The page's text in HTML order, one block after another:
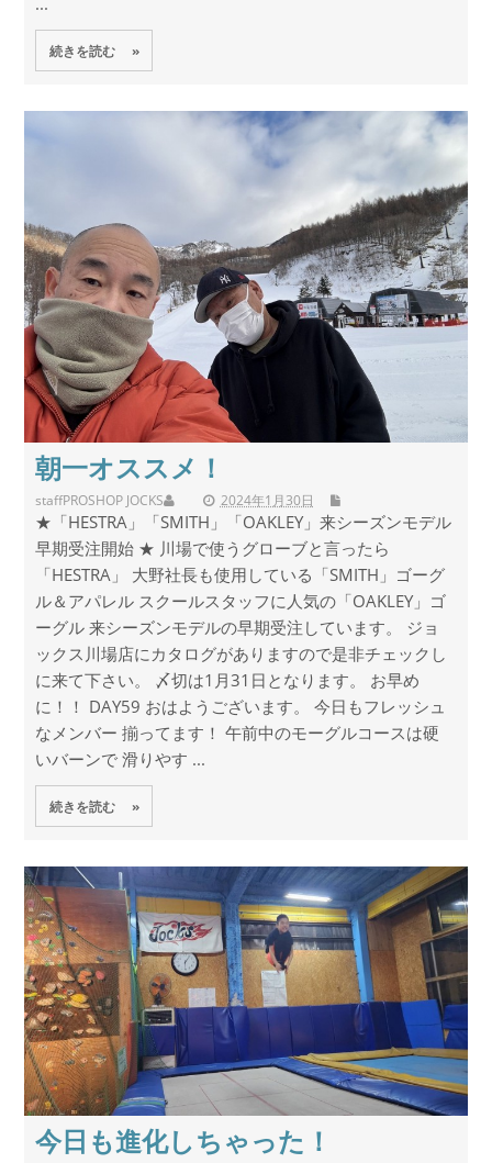
続きを読む »
朝一オススメ！
staff 2024年1月30日
PROSHOP JOCKS
★「HESTRA」「SMITH」「OAKLEY」来シーズンモデル
早期受注開始 ★ 川場で使うグローブと言ったら
「HESTRA」 大野社長も使用している「SMITH」ゴーグ
ル＆アパレル スクールスタッフに人気の「OAKLEY」ゴ
ーグル 来シーズンモデルの早期受注しています。 ジョ
ックス川場店にカタログがありますので是非チェックし
に来て下さい。 〆切は1月31日となります。 お早め
に！！ DAY59 おはようございます。 今日もフレッシュ
なメンバー 揃ってます！ 午前中のモーグルコースは硬
いバーンで 滑りやす ...
続きを読む »
今日も進化しちゃった！